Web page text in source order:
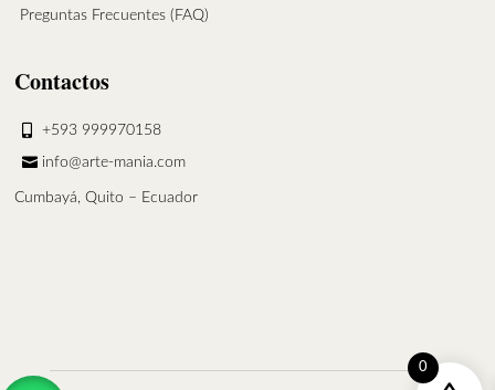
Preguntas Frecuentes (FAQ)
Contactos
+593 999970158
info@arte-mania.com
Cumbayá, Quito – Ecuador
0